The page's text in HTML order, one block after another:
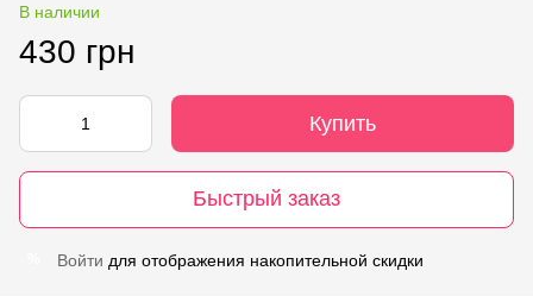
В наличии
430 грн
Купить
Быстрый заказ
Войти для отображения накопительной скидки